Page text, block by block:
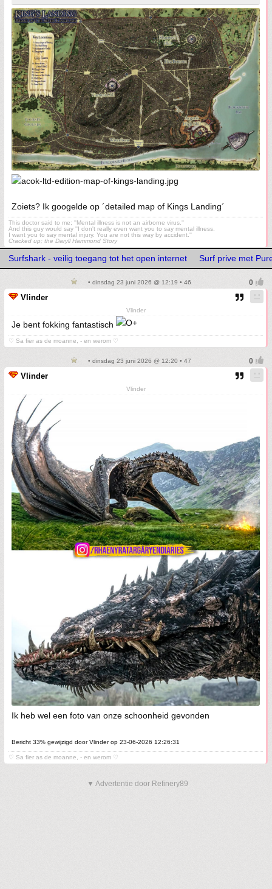
Zoiets? Ik googelde op ´detailed map of Kings Landing´
This doctor said to me; ''Mental illness is not an airborne virus.''
And this guy would say ''I don't really even want you to say mental illness.
I want you to say mental injury. You are not this way by accident.''
Cracked up; the Daryll Hammond Story
Surfshark - veilig toegang tot het open internet Surf prive met
• dinsdag 23 juni 2026 @ 12:19 • 46
Vlinder
Vlinder
Je bent fokking fantastisch
♡ Sa fier as de moanne, - en werom ♡
• dinsdag 23 juni 2026 @ 12:20 • 47
Vlinder
Vlinder
Ik heb wel een foto van onze schoonheid gevonden
Bericht 33% gewijzigd door Vlinder op 23-06-2026 12:26:31
♡ Sa fier as de moanne, - en werom ♡
▼ Advertentie door Refinery89